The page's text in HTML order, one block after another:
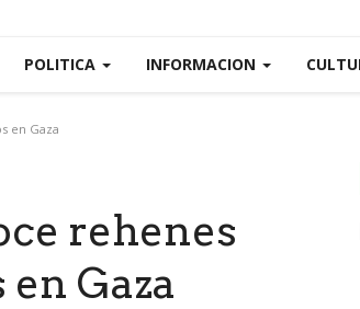
POLITICA INFORMACION
en Gaza
rehenes
Gaza